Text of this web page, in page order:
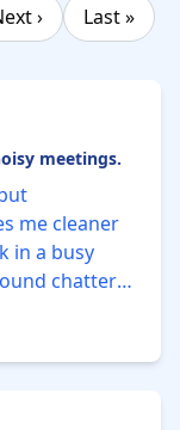
› Last »
meetings.
me cleaner
in a busy
chatter,
time